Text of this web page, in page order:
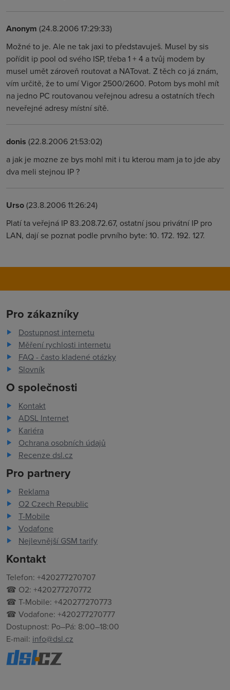
Anonym (24.8.2006 17:29:33)
Možné to je. Ale ne tak jaxi to představuješ. Musel by sis
pořídit ip pool od svého ISP, třeba 1 + 4 a tvůj modem by
musel umět zároveň routovat a NATovat. Z těch co já znám,
vím určitě, že to umí Vigor 2500/2600. Potom bys mohl mít
na jedno PC routovanou veřejnou adresu a ostatních třech
neveřejné adresy místní sítě.
donis (22.8.2006 21:53:02)
a jak je mozne ze bys mohl mit i tu kterou mam ja to jde aby
dva meli stejnou IP ?
Urso(23.8.2006 11:26:24)
Platí ta veřejná IP 83.208.72.67, ostatní jsou privátní IP pro
LAN, dají se poznat podle prvního byte: 10. 172. 192. 127.
Pro zákazníky
Dostupnost internetu
Měření rychlosti internetu
FAQ - často kladené otázky
Slovník
O společnosti
Kontakt
ADSL Internet
Kariéra
Ochrana osobních údajů
Recenze dsl.cz
Pro partnery
Reklama
O2 Czech Republic
T-Mobile
Vodafone
Nejlevnější GSM tarify
Kontakt
Telefon: +420277270707
☎ O2: +420277270772
☎ T-Mobile: +420277270773
☎ Vodafone: +420277270777
Dostupnost: Po–Pá: 8:00–18:00
E-mail: info@dsl.cz